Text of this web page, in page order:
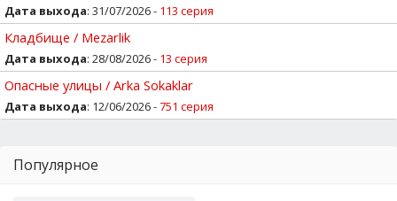
Дата выхода: 31/07/2026 - 113 серия
Кладбище / Mezarlik
Дата выхода: 28/08/2026 - 13 серия
Опасные улицы / Arka Sokaklar
Дата выхода: 12/06/2026 -751 серия
Популярное